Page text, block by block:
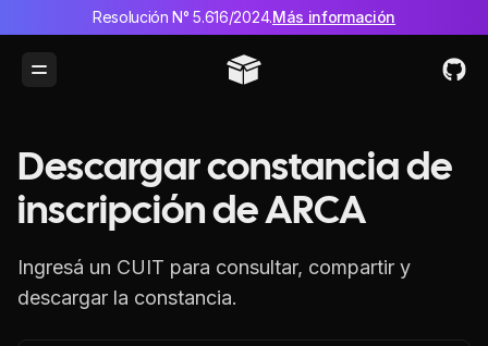
Resolución N° 5.616/2024.Más información
Toggle Menu
Descargar constancia de
inscripción de ARCA
Ingresá un CUIT para consultar, compartir y
descargar la constancia.